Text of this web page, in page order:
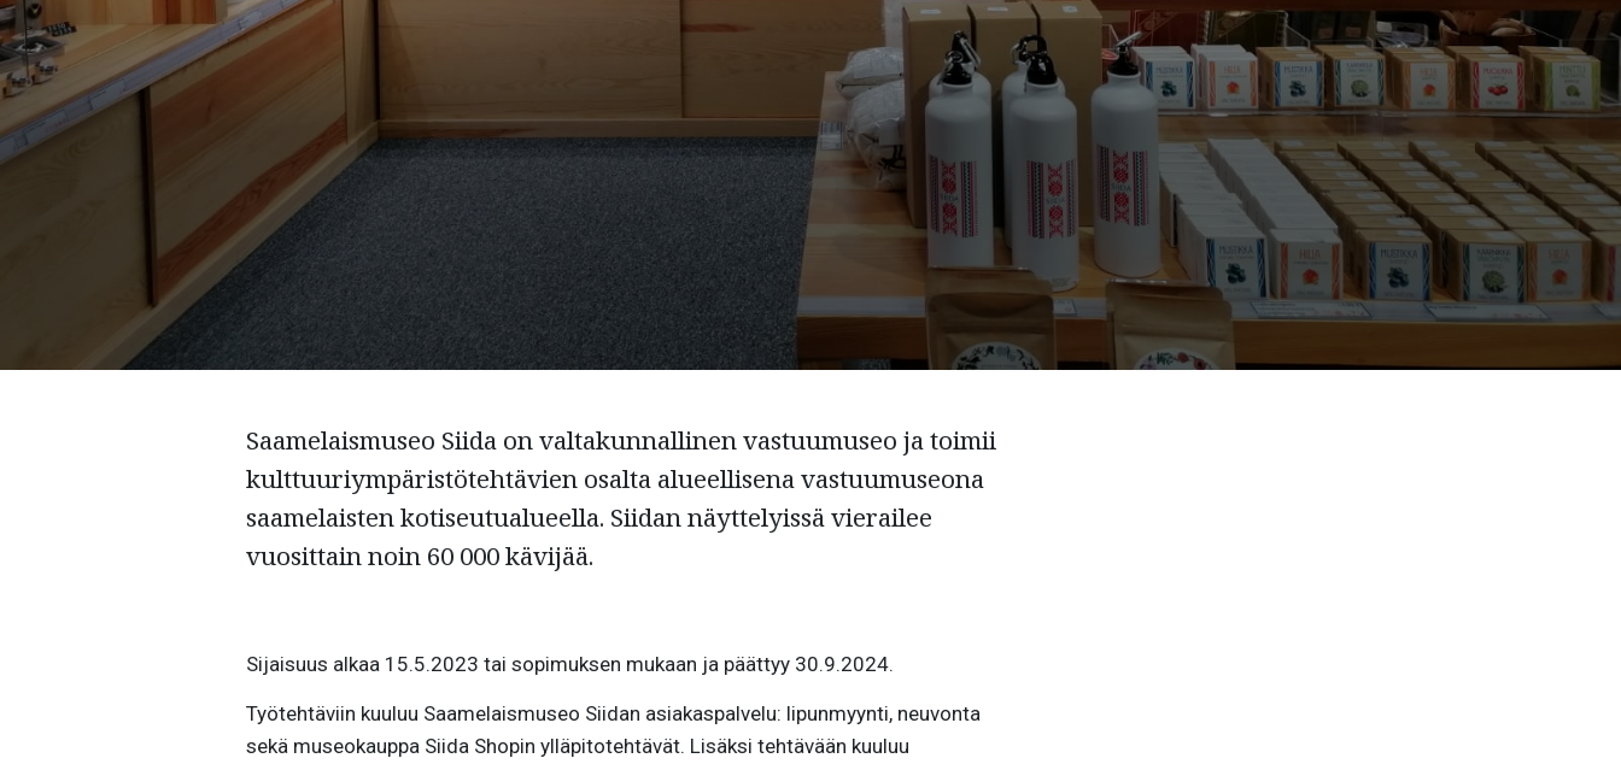
Saamelaismuseo Siida on valtakunnallinen vastuumuseo ja toimii
kulttuuriympäristötehtävien osalta alueellisena vastuumuseona
saamelaisten kotiseutualueella. Siidan näyttelyissä vierailee
vuosittain noin 60 000 kävijää.
Sijaisuus alkaa 15.5.2023 tai sopimuksen mukaan ja päättyy 30.9.2024.
Työtehtäviin kuuluu Saamelaismuseo Siidan asiakaspalvelu: lipunmyynti, neuvonta
sekä museokauppa Siida Shopin ylläpitotehtävät. Lisäksi tehtävään kuuluu